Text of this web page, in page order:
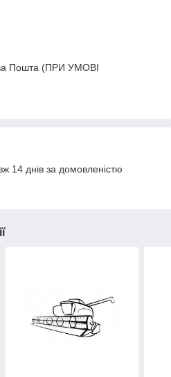
Пошта (ПРИ УМОВІ
14 днів за домовленістю